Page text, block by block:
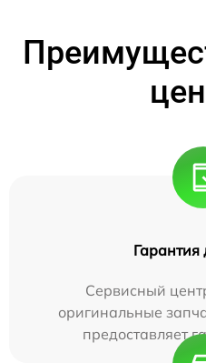
Гарантия
Сервисный
оригинальные
предоставляет